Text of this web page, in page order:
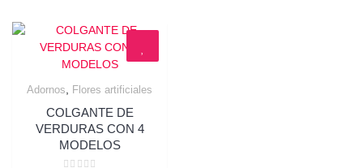
Adornos Flores artificiales
COLGANTE DE
VERDURAS CON 4
MODELOS